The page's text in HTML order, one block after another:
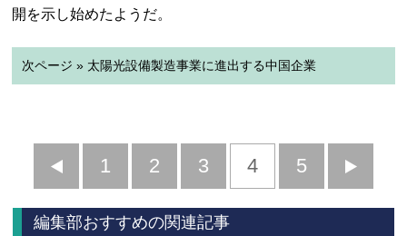
開を示し始めたようだ。
次ページ » 太陽光設備製造事業に進出する中国企業
前
へ
1 2 3 4 5
へ
編集部おすすめの関連記事